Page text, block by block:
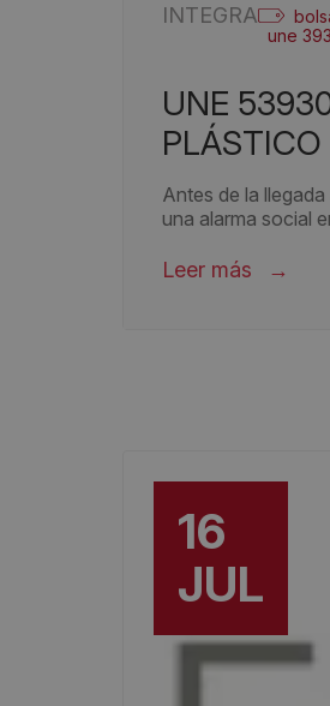
INTEGRA
une
UNE 53930, LA CERTIFICACIÓN PARA BOLSAS DE
PLÁSTICO
Antes de la
una alarma social
Leer más
16
JUL